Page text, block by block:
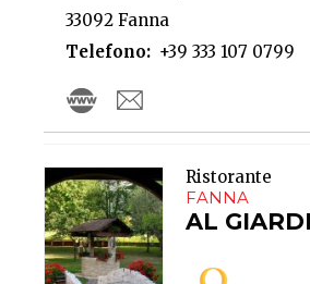
33092 Fanna
Telefono
+39 333 107 0799
Ristorante
FANNA
AL